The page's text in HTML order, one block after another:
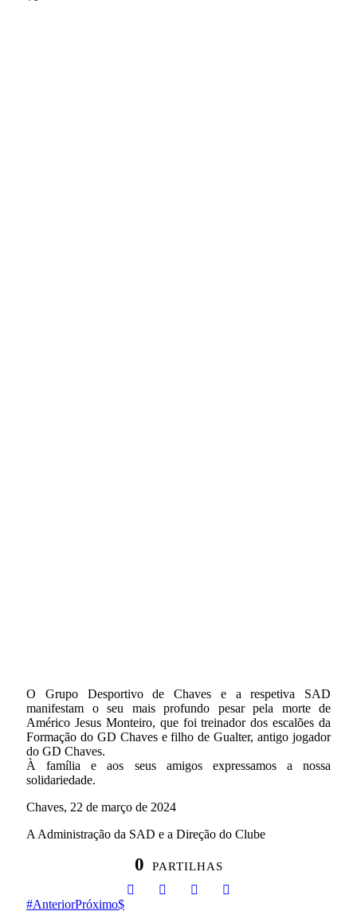
O Grupo Desportivo de Chaves e a respetiva SAD
manifestam o seu mais profundo pesar pela morte de
Américo Jesus Monteiro, que foi treinador dos escalões da
Formação do GD Chaves e filho de Gualter, antigo jogador
do GD Chaves.
À família e aos seus amigos expressamos a nossa
solidariedade.
Chaves, 22 de março de 2024
A Administração da SAD e a Direção do Clube
0 PARTILHAS
AnteriorPróximo